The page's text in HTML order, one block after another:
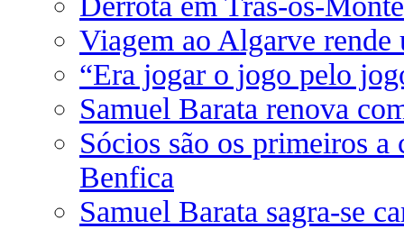
Viagem ao Algarve rende
“Era jogar o jogo pelo
Samuel Barata renova
Sócios são os primeiros
Benfica
Samuel Barata sagra-se